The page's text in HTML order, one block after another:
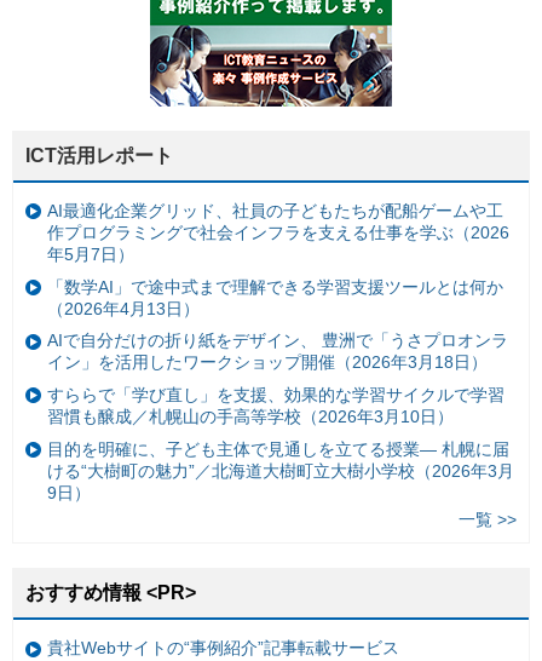
ICT活用レポート
AI最適化企業グリッド、社員の子どもたちが配船ゲームや工
作プログラミングで社会インフラを支える仕事を学ぶ（2026
年5月7日）
「数学AI」で途中式まで理解できる学習支援ツールとは何か
（2026年4月13日）
AIで自分だけの折り紙をデザイン、 豊洲で「うさプロオンラ
イン」を活用したワークショップ開催（2026年3月18日）
すららで「学び直し」を支援、効果的な学習サイクルで学習
習慣も醸成／札幌山の手高等学校（2026年3月10日）
目的を明確に、子ども主体で見通しを立てる授業— 札幌に届
ける“大樹町の魅力”／北海道大樹町立大樹小学校（2026年3月
9日）
一覧 >>
おすすめ情報 <PR>
貴社Webサイトの“事例紹介”記事転載サービス